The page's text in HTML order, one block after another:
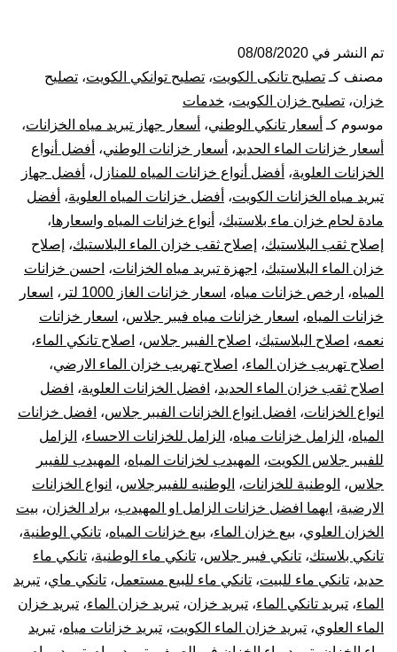
تم النشر في 08/08/2020
مصنف كـ تصليح تانكى الكويت، تصليح توانكي الكويت، تصليح
خزان، تصليح خزان الكويت، خدمات
موسوم كـ أسعار تانكي الوطني، أسعار جهاز تبريد مياه الخزانات،
أسعار خزانات الماء الحديد، أسعار خزانات الوطني، أفضل أنواع
الخزانات العلوية، أفضل أنواع خزانات المياه للمنازل، أفضل جهاز
تبريد مياه الخزانات الكويت، أفضل خزانات المياه العلوية، أفضل
مادة لحام خزان ماء بلاستيك، أنواع خزانات المياه واسعارها،
إصلاح ثقب البلاستيك، إصلاح ثقب خزان الماء البلاستيك، إصلاح
خزان الماء البلاستيك، اجهزة تبريد مياه الخزانات، احسن خزانات
المياه، ارخص خزانات مياه، اسعار خزانات الغاز 1000 لتر ، اسعار
خزانات المياه، اسعار خزانات مياه فيبر جلاس، اسعار خزانات
نعمه، اصلاح البلاستيك، اصلاح الفيبر جلاس، اصلاح تانكي الماء،
اصلاح تهريب خزان الماء، اصلاح تهريب خزان الماء الارضي،
اصلاح ثقب خزان الماء الحديد، افضل الخزانات العلوية، افضل
انواع الخزانات، افضل انواع الخزانات الفيبر جلاس، افضل خزانات
المياه، الزامل خزانات مياه، الزامل للخزانات الاحساء، الزامل
للفيبر جلاس الكويت، المهيدب لخزانات المياه، المهيدب للفيبر
جلاس، الوطنية للخزانات، الوطنيه للفيبرجلاس، انواع الخزانات
الارضية، ايهما افضل خزانات الزامل او المهيدب، براد الخزان، بيت
الخزان العلوي، بيع خزان الماء، بيع خزانات المياه، تانكي الوطنية،
تانكي بلاستك، تانكي فيبر جلاس، تانكي ماء الوطنية، تانكي ماء
حديد، تانكي ماء للبيت، تانكي ماء للبيع مستعمل، تانكي ماي، تبريد
الماء، تبريد تانكي الماء، تبريد خزان، تبريد خزان الماء، تبريد خزان
الماء العلوي، تبريد خزان الماء الكويت، تبريد خزانات مياه، تبريد